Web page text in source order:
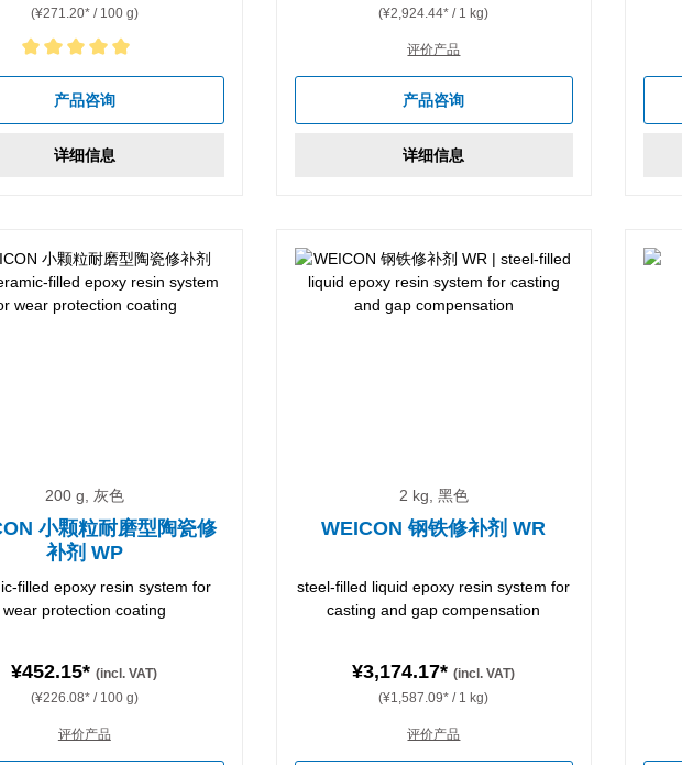
(¥271.20* / 100 g)
rating of 5 out of 5 stars
产品咨询
详细信息
(¥2,924.44* / 1 kg)
评价产品
产品咨询
详细信息
200 g, 灰色
小颗粒耐磨型陶瓷修
补剂 WP
filled epoxy resin system for
wear protection coating
¥452.15*(incl. VAT)
(¥226.08* / 100 g)
评价产品
2 kg, 黑色
WEICON 钢铁修补剂 WR
steel-filled liquid epoxy resin system for
casting and gap compensation
¥3,174.17*(incl. VAT)
(¥1,587.09* / 1 kg)
评价产品